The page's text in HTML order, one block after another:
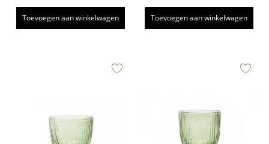
Toevoegen aan winkelwagen Toevoegen aan winkelwagen